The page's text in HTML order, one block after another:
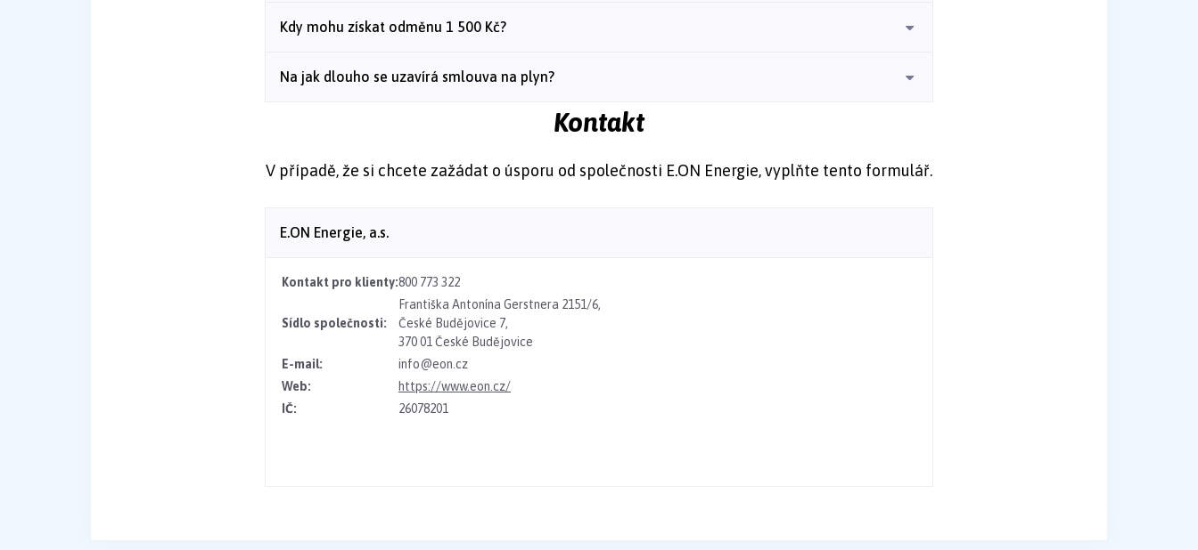
Kdy mohu získat odměnu 1 500 Kč?
Na jak dlouho se uzavírá smlouva na plyn?
Kontakt
V případě, že si chcete zažádat o úsporu od společnosti E.ON Energie, vyplňte tento formulář.
E.ON Energie, a.s.
Kontakt pro klienty:800 773 322
Sídlo společnosti:
Františka Antonína Gerstnera 2151/6,
České Budějovice 7,
370 01 České Budějovice
E-mail:
info@eon.cz
Web:
https://www.eon.cz/
IČ:
26078201